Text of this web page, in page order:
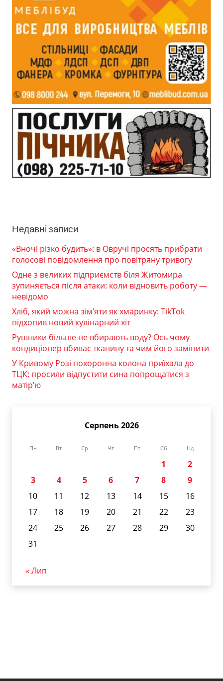
Недавні записи
«Вночі різко будить»: в Овручі просять прибрати
голосові повідомлення про повітряну тривогу
Одне з великих підприємств біля Житомира
зупиняється після атаки: коли відновить роботу —
невідомо
Хліб, який можна зім’яти як хмаринку: TikTok
підхопив новий кулінарний хіт
Рушники більше не вбирають воду? Ось чому
кондиціонер вбиває тканину та чим його замінити
У Кривому Розі похоронна колона приїхала до
ТЦК: просили відпустити сина попрощатися з
матір’ю
Серпень 2026
Пн Вт Ср Чт Пт Сб Нд
1
2
3
4 5 6 7 8
9
10
11 12 13 14 15
16
17
18 19 20 21 22
23
24
25 26 27 28 29
30
31
« Лип